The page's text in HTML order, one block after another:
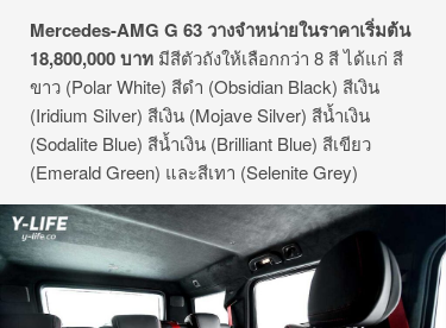
Mercedes-AMG G 63 วางจำหน่ายในราคาเริ่มต้น
18,800,000 บาท มีสีตัวถังให้เลือกกว่า 8 สี ได้แก่ สี
ขาว (Polar White) สีดำ (Obsidian Black) สีเงิน
(Iridium Silver) สีเงิน (Mojave Silver) สีน้ำเงิน
(Sodalite Blue) สีน้ำเงิน (Brilliant Blue) สีเขียว
(Emerald Green) และสีเทา (Selenite Grey)